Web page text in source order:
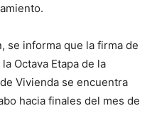
se informa que la firma de
Octava Etapa de la
Vivienda se encuentra
hacia finales del mes de